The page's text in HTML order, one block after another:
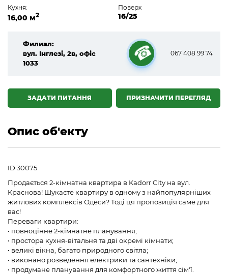
Кухня:
16,00 м2
Поверх
16/25
Филиал:
вул. Інглезі, 2в, офіс
1033
☎
067 408 99 74
ПРИЗНАЧИТИ ПЕРЕГЛЯД
ЗАДАТИ ПИТАННЯ
Опис об'екту
ID 30075
Продається 2-кімнатна квартира в Kadorr City на вул.
Краснова! Шукаєте квартиру в одному з найпопулярніших
житлових комплексів Одеси? Тоді ця пропозиція саме для
вас!
Переваги квартири:
• повноцінне 2-кімнатне планування;
• простора кухня-вітальня та дві окремі кімнати;
• великі вікна, багато природного світла;
• виконано розведення електрики та сантехніки;
• продумане планування для комфортного життя сім'ї.